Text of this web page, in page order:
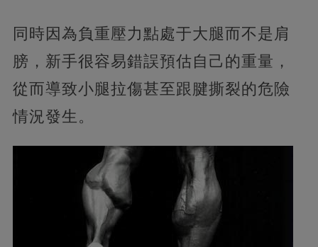
同時因為負重壓力點處于大腿而不是肩
膀，新手很容易錯誤預估自己的重量，
從而導致小腿拉傷甚至跟腱撕裂的危險
情況發生。